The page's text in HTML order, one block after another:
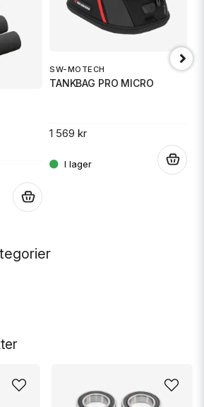
SW-MOTECH
TANKBAG PRO MICRO
1 569 kr